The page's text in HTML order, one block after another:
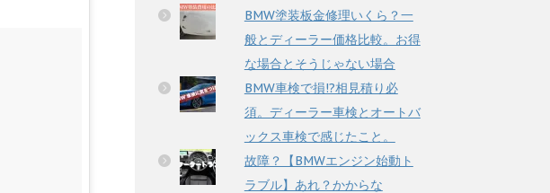
BMW塗装板金修理いくら？一
般とディーラー価格比較。お得
な場合とそうじゃない場合
BMW車検で損!?相見積り必
須。ディーラー車検とオートバ
ックス車検で感じたこと。
故障？【BMWエンジン始動ト
ラブル】あれ？かからな